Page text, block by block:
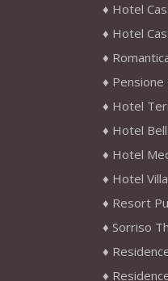
Hotel
Hotel
Pensione
Hotel
Hotel
Hotel
Hotel
Resort
Sorriso